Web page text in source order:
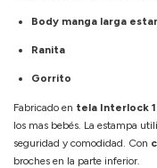
Body manga larga
Ranita
Gorrito
Fabricado en tela Interlock
los mas bebés. La estampa
seguridad y comodidad. Con
broches en la parte inferior.